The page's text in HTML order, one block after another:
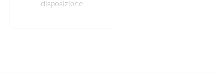
disposizione.